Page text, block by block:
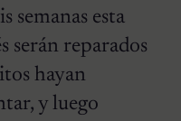
semanas esta
serán reparados
hayan
y luego